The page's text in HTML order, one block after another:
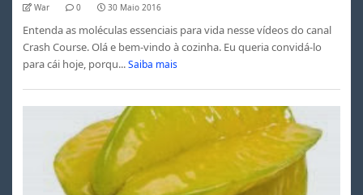
War 0 30 Maio 2016
Entenda as moléculas essenciais para vida nesse vídeos do canal
Crash Course. Olá e bem-vindo à cozinha. Eu queria convidá-lo
para cái hoje, porqu... Saiba mais